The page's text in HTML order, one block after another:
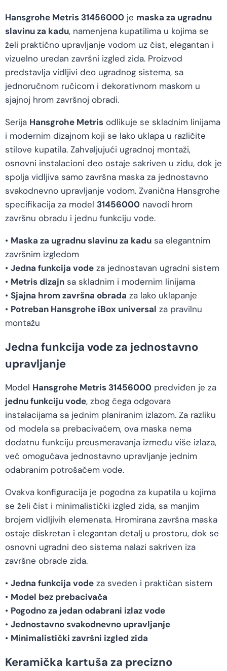
Hansgrohe Metris 31456000 je maska za ugradnu
slavinu za kadu, namenjena kupatilima u kojima se
želi praktično upravljanje vodom uz čist, elegantan i
vizuelno uredan završni izgled zida. Proizvod
predstavlja vidljivi deo ugradnog sistema, sa
jednoručnom ručicom i dekorativnom maskom u
sjajnoj hrom završnoj obradi.
Serija Hansgrohe Metris odlikuje se skladnim linijama
i modernim dizajnom koji se lako uklapa u različite
stilove kupatila. Zahvaljujući ugradnoj montaži,
osnovni instalacioni deo ostaje sakriven u zidu, dok je
spolja vidljiva samo završna maska za jednostavno
svakodnevno upravljanje vodom. Zvanična Hansgrohe
specifikacija za model 31456000 navodi hrom
završnu obradu i jednu funkciju vode.
• Maska za ugradnu slavinu za kadu sa elegantnim
završnim izgledom
• Jedna funkcija vode za jednostavan ugradni sistem
• Metris dizajn sa skladnim i modernim linijama
• Sjajna hrom završna obrada za lako uklapanje
• Potreban Hansgrohe iBox universal za pravilnu
montažu
Jedna funkcija vode za jednostavno
upravljanje
Model Hansgrohe Metris 31456000 predviđen je za
jednu funkciju vode, zbog čega odgovara
instalacijama sa jednim planiranim izlazom. Za razliku
od modela sa prebacivačem, ova maska nema
dodatnu funkciju preusmeravanja između više izlaza,
već omogućava jednostavno upravljanje jednim
odabranim potrošačem vode.
Ovakva konfiguracija je pogodna za kupatila u kojima
se želi čist i minimalistički izgled zida, sa manjim
brojem vidljivih elemenata. Hromirana završna maska
ostaje diskretan i elegantan detalj u prostoru, dok se
osnovni ugradni deo sistema nalazi sakriven iza
završne obrade zida.
• Jedna funkcija vode za sveden i praktičan sistem
• Model bez prebacivača
• Pogodno za jedan odabrani izlaz vode
• Jednostavno svakodnevno upravljanje
• Minimalistički završni izgled zida
Keramička kartuša za precizno